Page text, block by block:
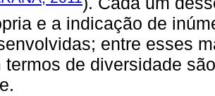
e a indicação de
entre esses
termos de diversidade